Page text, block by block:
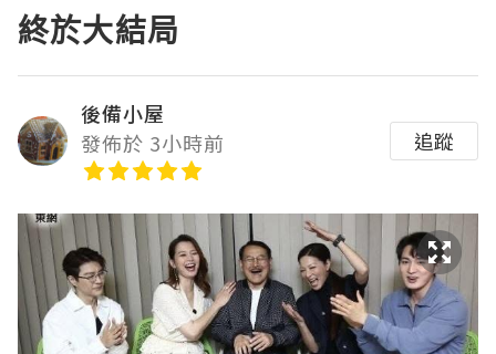
終於大結局
後備小屋
發佈於 3小時前
追蹤